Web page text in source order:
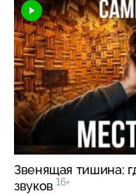
Звенящая тишина:
звуков 16+